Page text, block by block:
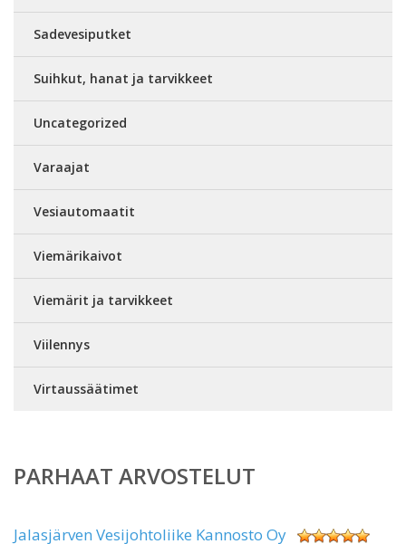
Sadevesiputket
Suihkut, hanat ja tarvikkeet
Uncategorized
Varaajat
Vesiautomaatit
Viemärikaivot
Viemärit ja tarvikkeet
Viilennys
Virtaussäätimet
PARHAAT ARVOSTELUT
Jalasjärven Vesijohtoliike Kannosto Oy